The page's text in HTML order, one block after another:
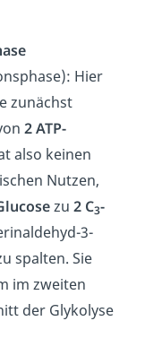
Hier
zunächst
2 ATP-
also keinen
Nutzen,
zu 2 C3-
3-
spalten. Sie
im zweiten
der Glykolyse